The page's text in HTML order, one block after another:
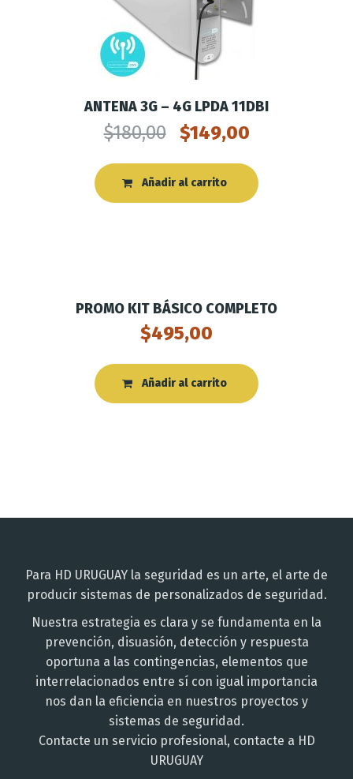
ANTENA 3G – 4G LPDA 11DBI
$180,00 $149,00
Añadir al carrito
PROMO KIT BÁSICO COMPLETO
$495,00
Añadir al carrito
Para HD URUGUAY la seguridad es un arte, el arte de
producir sistemas de personalizados de seguridad.
Nuestra estrategia es clara y se fundamenta en la
prevención, disuasión, detección y respuesta
oportuna a las contingencias, elementos que
interrelacionados entre sí con igual importancia
nos dan la eficiencia en nuestros proyectos y
sistemas de seguridad.
Contacte un servicio profesional, contacte a HD
URUGUAY